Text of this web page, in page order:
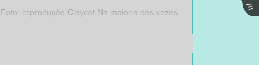
Foto: reprodução Claycat Na maioria das vezes,
na internet, os bichanos nos parecem: -...